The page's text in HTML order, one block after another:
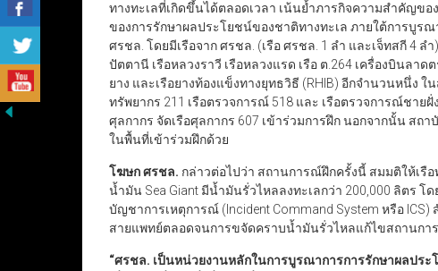
ทางทะเลที่เกิดขึ้นได้ตลอดเวลา เน้นย้ำภารกิจความสำคัญข
ของการรักษาผลประโยชน์ของชาติทางทะเล ภายใต้การบูร
ศรชล. โดยมีเรือจาก ศรชล. (เรือ ศรชล. 1 ลำ และเจ็ทสกี 4 ล
ปัตตานี เรือหลวงราวี เรือหลวงแรด เรือ ต.264 เครื่องบินลาด
ยาง และเรือยางท้องแข็งทางยุทธวิธี (RHIB) อีกจำนวนหนึ่ง
ทรัพยากร 211 เรือตรวจการณ์ 518 และ เรือตรวจการณ์ชาย
ศุลกากร จัดเรือศุลกากร 607 เข้าร่วมการฝึก นอกจากนั้น ส
ในพื้นที่เข้าร่วมฝึกด้วย
โฆษก ศรชล. กล่าวต่อไปว่า สถานการณ์ฝึกครั้งนี้ สมมติให้เรือ
น้ำมัน Sea Giant มีน้ำมันรั่วไหลลงทะเลกว่า 200,000 ลิตร
บัญชาการเหตุการณ์ (Incident Command System หรือ
สายแพทย์ตลอดจนการขจัดคราบน้ำมันรั่วไหลแก้ไขสถานกา
“ศรชล. เป็นหน่วยงานหลักในการบูรณาการการรักษาผลปร